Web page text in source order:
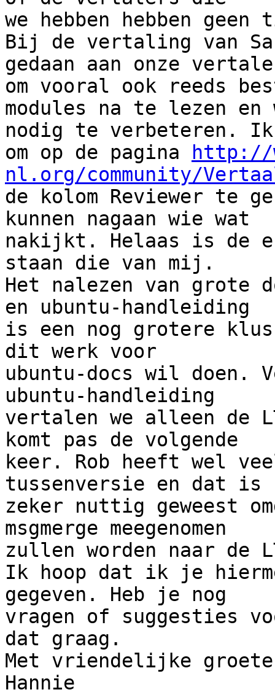
we hebben hebben
Bij de vertaling van
gedaan aan onze
om vooral ook reeds
modules na te lezen en
nodig te verbeteren. Ik
om op de pagina
http://
nl.org/community/
de kolom Reviewer te
kunnen nagaan wie wat
nakijkt. Helaas is de
staan die van mij.
Het nalezen van grote
en ubuntu-handleiding
is een nog grotere
dit werk voor
ubuntu-docs wil doen.
ubuntu-handleiding
vertalen we alleen de
komt pas de volgende
keer. Rob heeft wel
tussenversie en dat is
zeker nuttig geweest
msgmerge meegenomen
zullen worden naar de
Ik hoop dat ik je
gegeven. Heb je nog
vragen of suggesties
dat graag.
Met vriendelijke
Hannie